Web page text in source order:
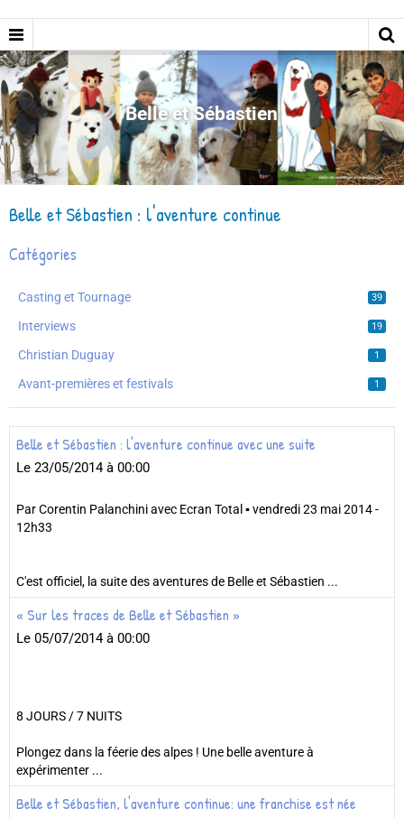
Belle et Sébastien
Belle et Sébastien : l'aventure continue
Catégories
Casting et Tournage 39
Interviews 19
Christian Duguay 1
Avant-premières et festivals 1
Belle et Sébastien : l'aventure continue avec une suite
Le 23/05/2014 à 00:00
Par Corentin Palanchini avec Ecran Total ▪ vendredi 23 mai 2014 -
12h33
C'est officiel, la suite des aventures de Belle et Sébastien ...
« Sur les traces de Belle et Sébastien »
Le 05/07/2014 à 00:00
8 JOURS / 7 NUITS
Plongez dans la féerie des alpes ! Une belle aventure à
expérimenter ...
Belle et Sébastien, l'aventure continue: une franchise est née